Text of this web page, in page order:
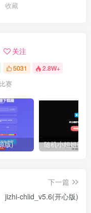
收藏
关注
5031 2.8W+
赛
版)
下一篇
jizhi-chlid_v5.6(开心版)